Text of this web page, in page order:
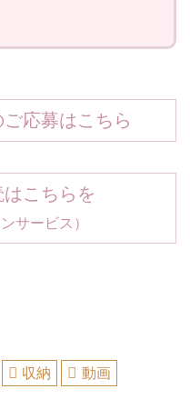
応募はこちら
こちらを
サービス）
収納 動画